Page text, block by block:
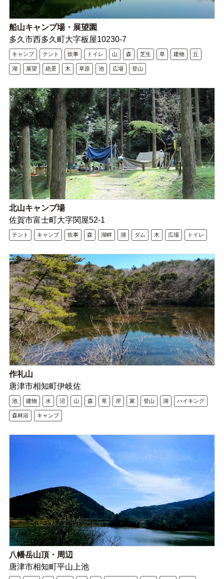
船山キャンプ場・展望園
多久市西多久町大字板屋10230-7
キャンプ テント 炊事 トイレ 山 森 芝生 草 建物 丘
湖 展望 絶景 木 草原 池 広場 登山
北山キャンプ場
佐賀市富士町大字関屋52-1
テント キャンプ 炊事 森 湖畔 湖 ダム 木 広場 トイレ
作礼山
唐津市相知町伊岐佐
池 建物 水 沼 山 森 草 岸 家 登山 湖 ハイキング
森林浴 キャンプ
八幡岳山頂・周辺
唐津市相知町平山上池